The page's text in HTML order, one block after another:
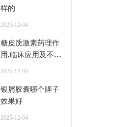
样的
2025-12-04
糖皮质激素药理作
用,临床应用及不良
2025-12-04
银屑胶囊哪个牌子
效果好
2025-12-04